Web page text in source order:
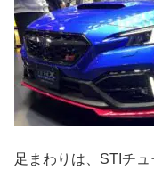
足まわりは、STIチ